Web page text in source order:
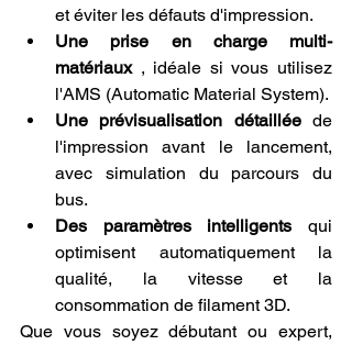
et éviter les défauts d'impression.
Une prise en charge multi-
matériaux , idéale si vous utilisez
l'AMS (Automatic Material System).
Une prévisualisation détaillée de
l'impression avant le lancement,
avec simulation du parcours du
bus.
Des paramètres intelligents qui
optimisent automatiquement la
qualité, la vitesse et la
consommation de filament 3D.